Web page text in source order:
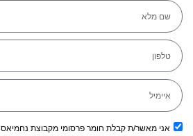
אני מאשר/ת קבלת חומר פרסומי מקבוצת נחמיאס